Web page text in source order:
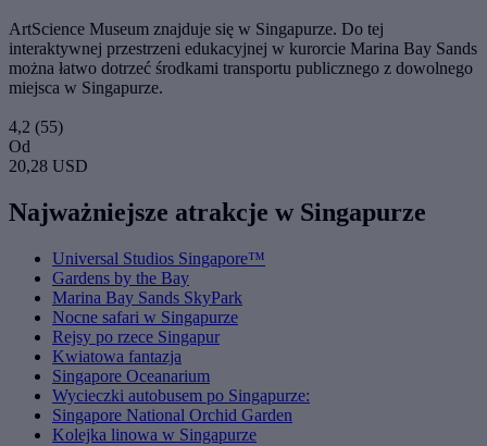
ArtScience Museum znajduje się w Singapurze. Do tej
interaktywnej przestrzeni edukacyjnej w kurorcie Marina Bay Sands
można łatwo dotrzeć środkami transportu publicznego z dowolnego
miejsca w Singapurze.
4,2 (55)
Od
20,28 USD
Najważniejsze atrakcje w Singapurze
Universal Studios Singapore™
Gardens by the Bay
Marina Bay Sands SkyPark
Nocne safari w Singapurze
Rejsy po rzece Singapur
Kwiatowa fantazja
Singapore Oceanarium
Wycieczki autobusem po Singapurze:
Singapore National Orchid Garden
Kolejka linowa w Singapurze